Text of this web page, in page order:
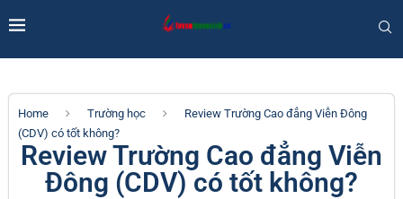
Home Trường học
Review Trường Cao đẳng Viễn Đông
(CDV) có tốt không?
Review Trường Cao đẳng Viễn
Đông (CDV) có tốt không?